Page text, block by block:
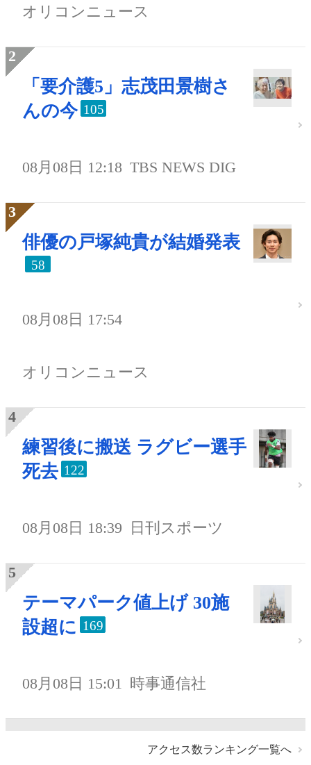
オリコンニュース
「要介護5」志茂田景樹さ
んの今 105
08月08日 12:18 TBS NEWS DIG
俳優の戸塚純貴が結婚発表
58
08月08日 17:54
オリコンニュース
練習後に搬送 ラグビー選手
死去 122
08月08日 18:39 日刊スポーツ
テーマパーク値上げ 30施
設超に 169
08月08日 15:01 時事通信社
アクセス数ランキング一覧へ